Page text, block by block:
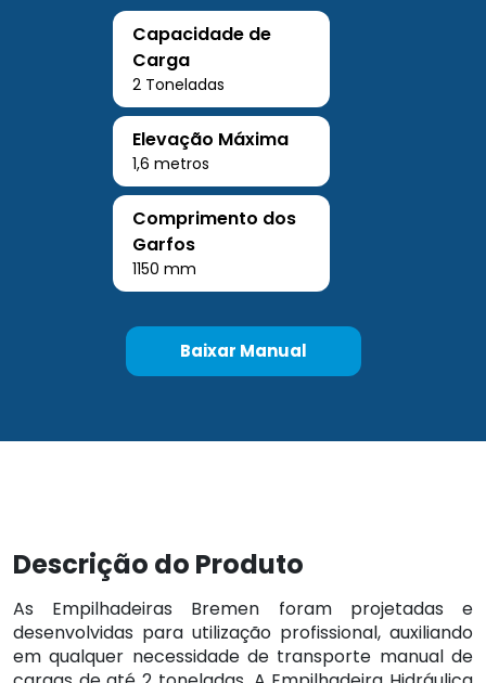
Capacidade de
Carga
2 Toneladas
Elevação Máxima
1,6 metros
Comprimento dos
Garfos
1150 mm
Baixar Manual
Descrição do Produto
As Empilhadeiras Bremen foram projetadas e
desenvolvidas para utilização profissional, auxiliando
em qualquer necessidade de transporte manual de